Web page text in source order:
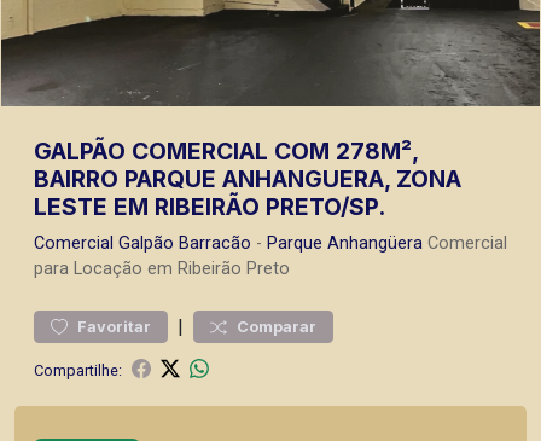
GALPÃO COMERCIAL COM 278M²,
BAIRRO PARQUE ANHANGUERA, ZONA
LESTE EM RIBEIRÃO PRETO/SP.
Comercial Galpão Barracão - Parque Anhangüera Comercial
para Locação em Ribeirão Preto
Favoritar | Comparar
Compartilhe: